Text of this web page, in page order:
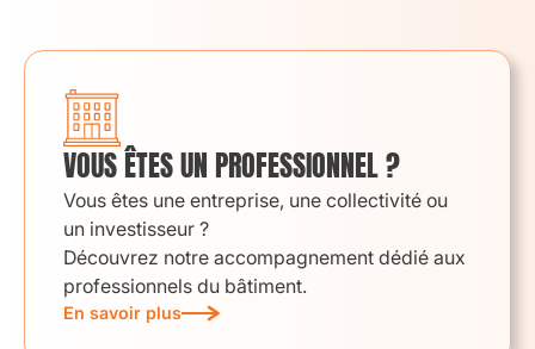
VOUS ÊTES UN PROFESSIONNEL ?
Vous êtes une entreprise, une collectivité ou
un investisseur ?
Découvrez notre accompagnement dédié aux
professionnels du bâtiment.
En savoir plus